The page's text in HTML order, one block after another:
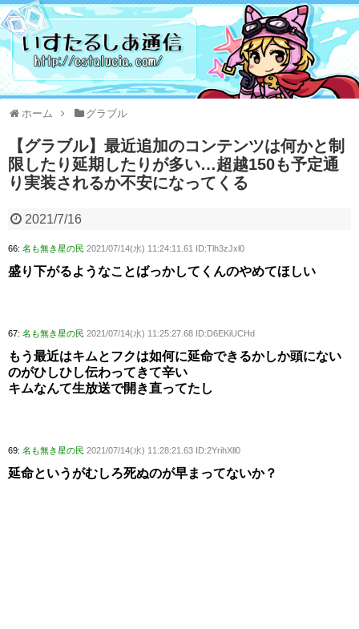
ホーム グラブル
【グラブル】最近追加のコンテンツは何かと制
限したり延期したりが多い…超越150も予定通
り実装されるか不安になってくる
2021/7/16
66: 名も無き星の民 2021/07/14(水) 11:24:11.61 ID:Tlh3zJxl0
盛り下がるようなことばっかしてくんのやめてほしい
67: 名も無き星の民 2021/07/14(水) 11:25:27.68 ID:D6EKiUCHd
もう最近はキムとフクは如何に延命できるかしか頭にない
のがひしひし伝わってきて辛い
キムなんて生放送で開き直ってたし
69: 名も無き星の民 2021/07/14(水) 11:28:21.63 ID:2YrihXll0
延命というがむしろ死ぬのが早まってないか？